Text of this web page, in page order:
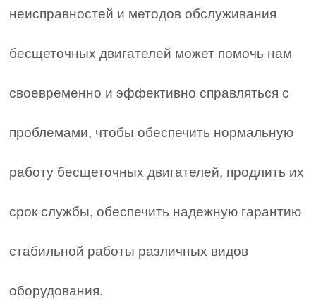
неисправностей и методов обслуживания
бесщеточных двигателей может помочь нам
своевременно и эффективно справляться с
проблемами, чтобы обеспечить нормальную
работу бесщеточных двигателей, продлить их
срок службы, обеспечить надежную гарантию
стабильной работы различных видов
оборудования.